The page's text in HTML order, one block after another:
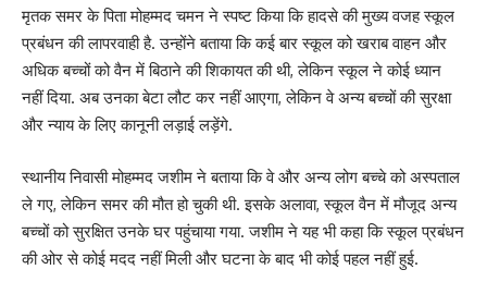
मृतक समर के पिता मोहम्मद चमन ने स्पष्ट किया कि हादसे की मुख्य वजह स्कूल
प्रबंधन की लापरवाही है. उन्होंने बताया कि कई बार स्कूल को खराब वाहन और
अधिक बच्चों को वैन में बिठाने की शिकायत की थी, लेकिन स्कूल ने कोई ध्यान
नहीं दिया. अब उनका बेटा लौट कर नहीं आएगा, लेकिन वे अन्य बच्चों की सुरक्षा
और न्याय के लिए कानूनी लड़ाई लड़ेंगे.
स्थानीय निवासी मोहम्मद जशीम ने बताया कि वे और अन्य लोग बच्चे को अस्पताल
ले गए, लेकिन समर की मौत हो चुकी थी. इसके अलावा, स्कूल वैन में मौजूद अन्य
बच्चों को सुरक्षित उनके घर पहुंचाया गया. जशीम ने यह भी कहा कि स्कूल प्रबंधन
की ओर से कोई मदद नहीं मिली और घटना के बाद भी कोई पहल नहीं हुई.